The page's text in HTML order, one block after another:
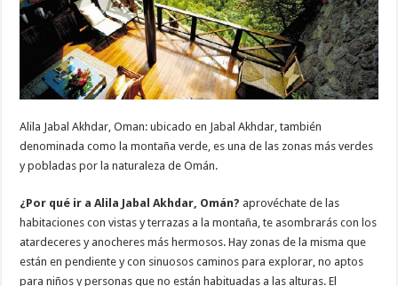
Alila Jabal Akhdar, Oman: ubicado en Jabal Akhdar, también
denominada como la montaña verde, es una de las zonas más verdes
y pobladas por la naturaleza de Omán.
¿Por qué ir a Alila Jabal Akhdar, Omán? aprovéchate de las
habitaciones con vistas y terrazas a la montaña, te asombrarás con los
atardeceres y anocheres más hermosos. Hay zonas de la misma que
están en pendiente y con sinuosos caminos para explorar, no aptos
para niños y personas que no están habituadas a las alturas. El